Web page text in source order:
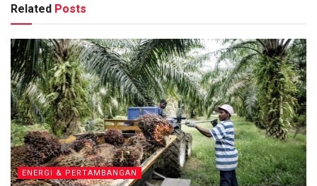
Related Posts
ENERGI & PERTAMBANGAN